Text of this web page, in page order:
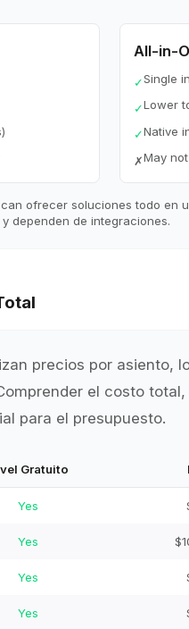
All-in-
✓Single
✓Lower
✓Native
✗May
ofrecer soluciones todo en
dependen de integraciones.
precios por asiento,
el costo
para el presupuesto.
Gratuito
Yes
Yes
Yes
Yes